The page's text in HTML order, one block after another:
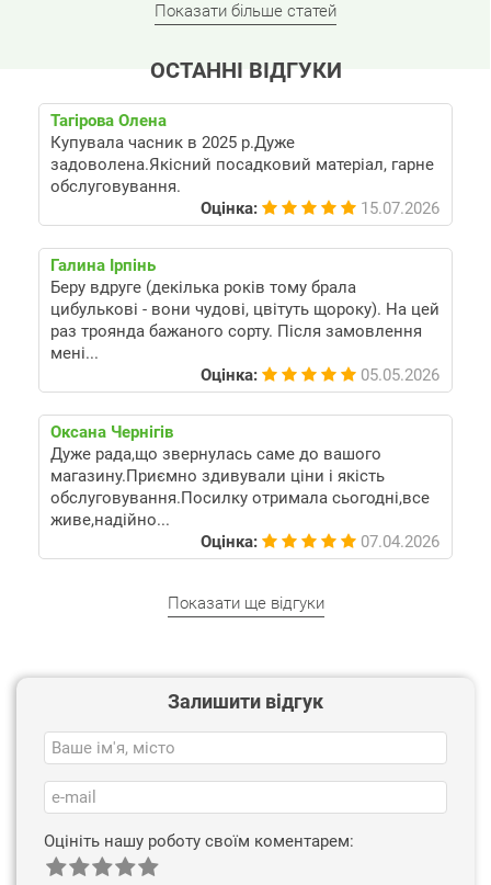
Показати більше статей
ОСТАННІ ВІДГУКИ
Тагірова Олена
Купувала часник в 2025 р.Дуже
задоволена.Якісний посадковий матеріал, гарне
обслуговування.
Оцінка:
15.07.2026
Галина Ірпінь
Беру вдруге (декілька років тому брала
цибулькові - вони чудові, цвітуть щороку). На цей
раз троянда бажаного сорту. Після замовлення
мені...
Оцінка:
05.05.2026
Оксана Чернігів
Дуже рада,що звернулась саме до вашого
магазину.Приємно здивували ціни і якість
обслуговування.Посилку отримала сьогодні,все
живе,надійно...
Оцінка:
07.04.2026
Показати ще відгуки
Залишити відгук
Оцініть нашу роботу своїм коментарем: